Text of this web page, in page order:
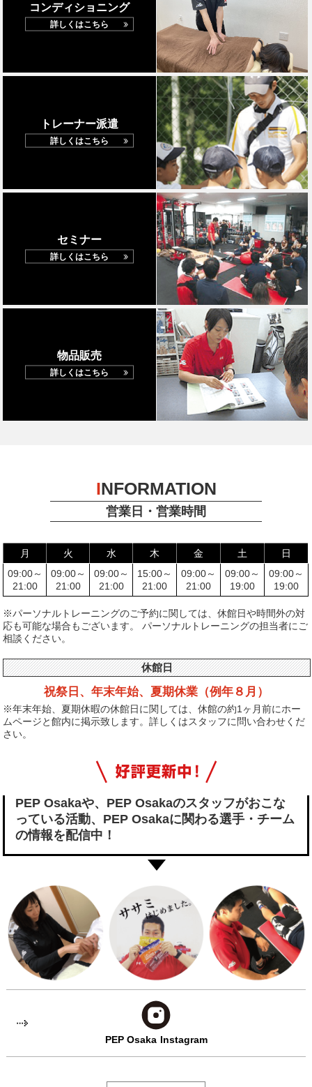
コンディショニング
詳しくはこちら
トレーナー派遣
詳しくはこちら
セミナー
詳しくはこちら
物品販売
詳しくはこちら
INFORMATION
営業日・営業時間
月 火 水 木 金 土
日
09:00～
21:00
09:00～
21:00
09:00～
21:00
15:00～
21:00
09:00～
21:00
09:00～
19:00
09:00～
19:00
※パーソナルトレーニングのご予約に関しては、休館日や時間外の対
応も可能な場合もございます。
パーソナルトレーニングの担当者にご
相談ください。
休館日
祝祭日、年末年始、 夏期休業（例年８月）
※年末年始、夏期休暇の休館日に関しては、休館の約1ヶ月前にホー
ムページと館内に掲示致します。詳しくはスタッフに問い合わせくだ
さい。
PEP Osakaや、PEP Osakaのスタッフがおこな
っている活動、 PEP Osakaに関わる選手・チーム
の情報を配信中！
PEP Osaka Instagram